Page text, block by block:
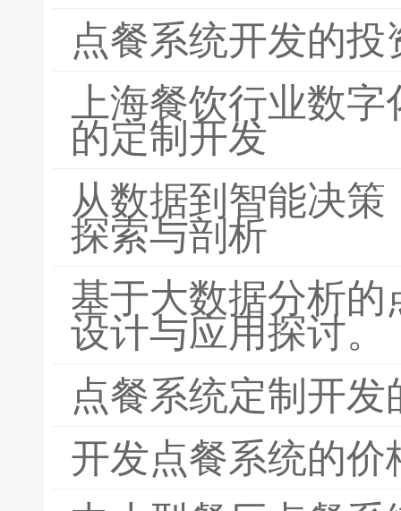
点餐系统开发的
上海餐饮行业数
的定制开发
从数据到智能决
探索与剖析
基于大数据分析
设计与应用探讨。
点餐系统定制开
开发点餐系统的